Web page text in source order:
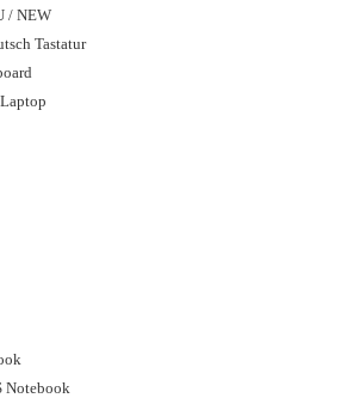
/ NEW
Tastatur
Notebook